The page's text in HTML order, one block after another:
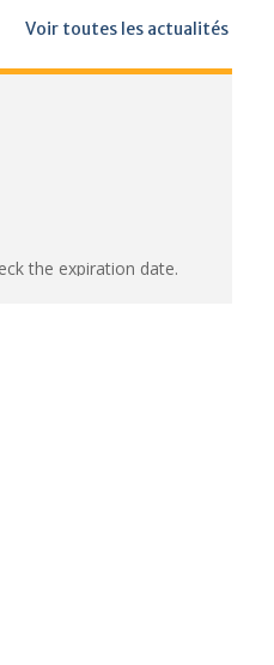
Voir toutes les actualités
the expiration date.